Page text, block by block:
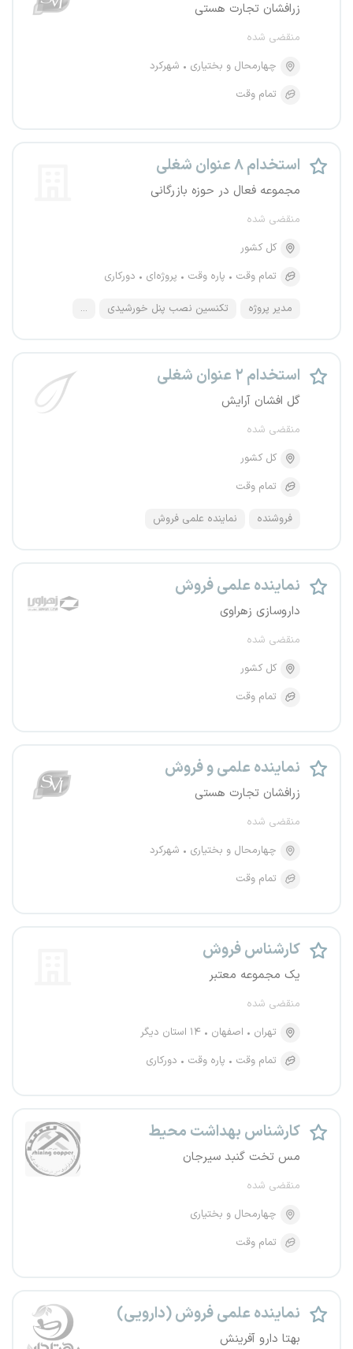
زرافشان تجارت هستی
منقضی شده
چهارمحال و بختیاری
شهرکرد
تمام وقت
استخدام ۸ عنوان شغلی
مجموعه فعال در حوزه بازرگانی
منقضی شده
کل کشور
تمام وقت
پاره وقت پروژه‌ای دورکاری
مدیر پروژه تکنسین نصب پنل خورشیدی ...
استخدام ۲ عنوان شغلی
گل افشان آرایش
منقضی شده
کل کشور
تمام وقت
فروشنده نماینده علمی فروش
نماینده علمی فروش
داروسازی زهراوی
منقضی شده
کل کشور
تمام وقت
نماینده علمی و فروش
زرافشان تجارت هستی
منقضی شده
چهارمحال و بختیاری
شهرکرد
تمام وقت
کارشناس فروش
یک مجموعه معتبر
منقضی شده
تهران
اصفهان
۱۴ استان دیگر
تمام وقت
پاره وقت دورکاری
کارشناس بهداشت محیط
مس تخت گنبد سیرجان
منقضی شده
چهارمحال و بختیاری
تمام وقت
نماینده علمی فروش (دارویی)
بهتا دارو آفرینش